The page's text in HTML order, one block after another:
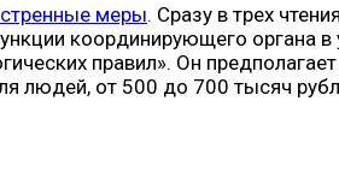
меры. Сразу в трех
координирующего органа
правил». Он
людей, от 500 до 700 тысяч